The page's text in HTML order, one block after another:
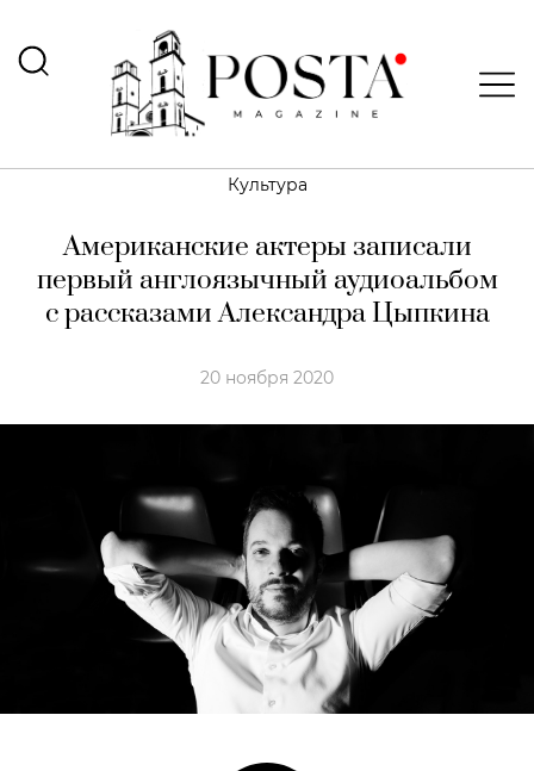
Культура
Американские актеры записали
первый англоязычный аудиоальбом
с рассказами Александра Цыпкина
20 ноября 2020